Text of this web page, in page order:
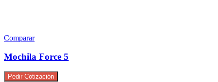
Comparar
Mochila Force 5
Pedir Cotización